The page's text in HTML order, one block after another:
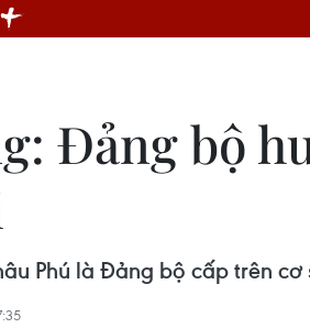
Đảng bộ
Phú là Đảng bộ cấp trên